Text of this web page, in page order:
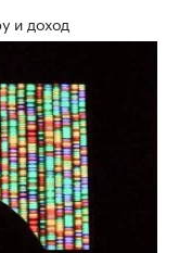
и доход